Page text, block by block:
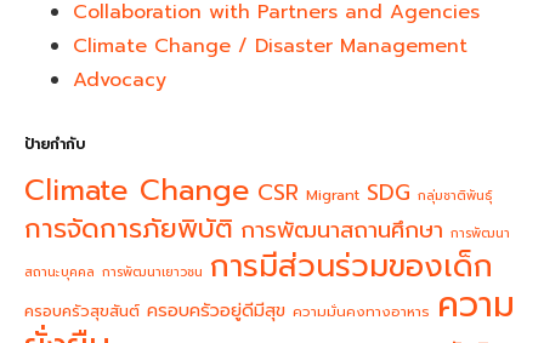
Collaboration with Partners and Agencies
Climate Change / Disaster Management
Advocacy
ป้ายกำกับ
Climate Change CSR Migrant SDG กลุ่มชาติพันธุ์
การจัดการภัยพิบัติ การพัฒนาสถานศึกษา การพัฒนา
สถานะบุคคล การพัฒนาเยาวชน การมีส่วนร่วมของเด็ก
ครอบครัวสุขสันต์ ครอบครัวอยู่ดีมีสุข ความมั่นคงทางอาหาร ความ